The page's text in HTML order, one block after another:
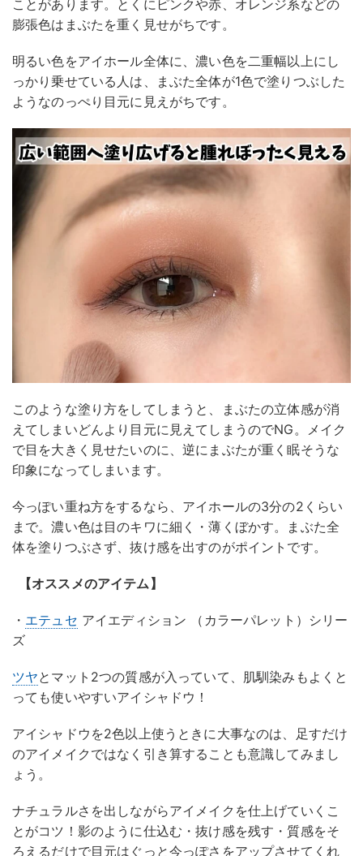
ことがあります。とくにピンクや赤、オレンジ系などの
膨張色はまぶたを重く見せがちです。
明るい色をアイホール全体に、濃い色を二重幅以上にし
っかり乗せている人は、まぶた全体が1色で塗りつぶした
ようなのっぺり目元に見えがちです。
このような塗り方をしてしまうと、まぶたの立体感が消
えてしまいどんより目元に見えてしまうのでNG。メイク
で目を大きく見せたいのに、逆にまぶたが重く眠そうな
印象になってしまいます。
今っぽい重ね方をするなら、アイホールの3分の2くらい
まで。濃い色は目のキワに細く・薄くぼかす。まぶた全
体を塗りつぶさず、抜け感を出すのがポイントです。
【オススメのアイテム】
・ エテュセ アイエディション （カラーパレット）シリー
ズ
ツヤとマット2つの質感が入っていて、肌馴染みもよくと
っても使いやすいアイシャドウ！
アイシャドウを2色以上使うときに大事なのは、足すだけ
のアイメイクではなく引き算することも意識してみまし
ょう。
ナチュラルさを出しながらアイメイクを仕上げていくこ
とがコツ！影のように仕込む・抜け感を残す・質感をそ
ろえるだけで目元はぐっと今っぽさをアップさせてくれ